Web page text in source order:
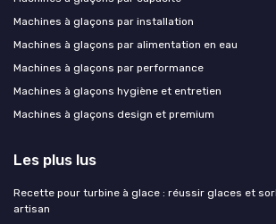
Machines à glaçons par installation
Machines à glaçons par alimentation en eau
Machines à glaçons par performance
Machines à glaçons hygiène et entretien
Machines à glaçons design et premium
Les plus lus
Recette pour turbine à glace : réussir glaces et
artisan